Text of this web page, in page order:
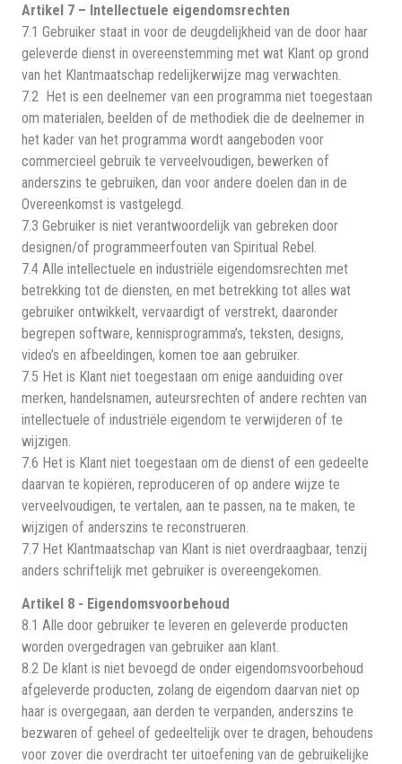
Artikel 7 – Intellectuele eigendomsrechten
7.1 Gebruiker staat in voor de deugdelijkheid van de door haar
geleverde dienst in overeenstemming met wat Klant op grond
van het Klantmaatschap redelijkerwijze mag verwachten.
7.2 Het is een deelnemer van een programma niet toegestaan
om materialen, beelden of de methodiek die de deelnemer in
het kader van het programma wordt aangeboden voor
commercieel gebruik te verveelvoudigen, bewerken of
anderszins te gebruiken, dan voor andere doelen dan in de
Overeenkomst is vastgelegd.
7.3 Gebruiker is niet verantwoordelijk van gebreken door
designen/of programmeerfouten van Spiritual Rebel.
7.4 Alle intellectuele en industriële eigendomsrechten met
betrekking tot de diensten, en met betrekking tot alles wat
gebruiker ontwikkelt, vervaardigt of verstrekt, daaronder
begrepen software, kennisprogramma’s, teksten, designs,
video’s en afbeeldingen, komen toe aan gebruiker.
7.5 Het is Klant niet toegestaan om enige aanduiding over
merken, handelsnamen, auteursrechten of andere rechten van
intellectuele of industriële eigendom te verwijderen of te
wijzigen.
7.6 Het is Klant niet toegestaan om de dienst of een gedeelte
daarvan te kopiëren, reproduceren of op andere wijze te
verveelvoudigen, te vertalen, aan te passen, na te maken, te
wijzigen of anderszins te reconstrueren.
7.7 Het Klantmaatschap van Klant is niet overdraagbaar, tenzij
anders schriftelijk met gebruiker is overeengekomen.
Artikel 8 - Eigendomsvoorbehoud
8.1 Alle door gebruiker te leveren en geleverde producten
worden overgedragen van gebruiker aan klant.
8.2 De klant is niet bevoegd de onder eigendomsvoorbehoud
afgeleverde producten, zolang de eigendom daarvan niet op
haar is overgegaan, aan derden te verpanden, anderszins te
bezwaren of geheel of gedeeltelijk over te dragen, behoudens
voor zover die overdracht ter uitoefening van de gebruikelijke